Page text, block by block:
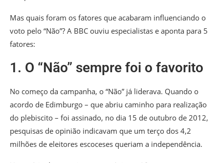
Mas quais foram os fatores que acabaram influenciando o
voto pelo “Não”? A BBC ouviu especialistas e aponta para 5
fatores:
1. O “Não” sempre foi o favorito
No começo da campanha, o “Não” já liderava. Quando o
acordo de Edimburgo – que abriu caminho para realização
do plebiscito – foi assinado, no dia 15 de outubro de 2012,
pesquisas de opinião indicavam que um terço dos 4,2
milhões de eleitores escoceses queriam a independência.